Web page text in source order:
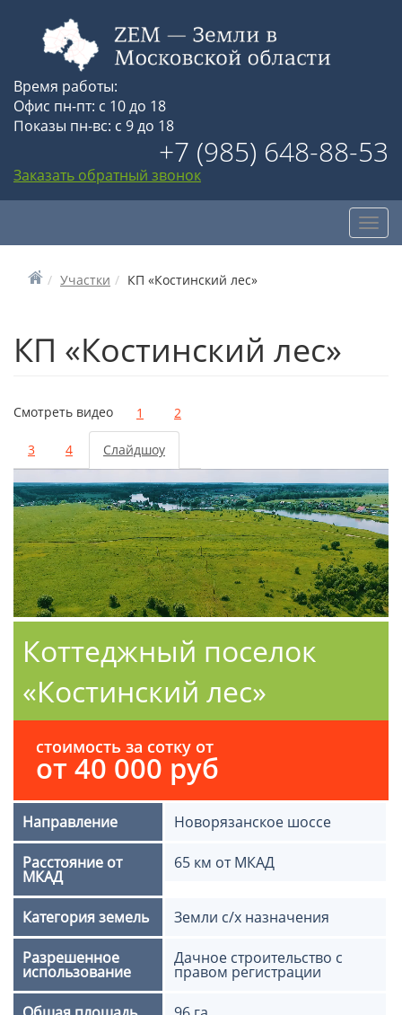
Время работы:
Офис пн-пт: с 10 до 18
Показы пн-вс: с 9 до 18
+7 (985) 648-88-53
Заказать обратный звонок
Участки КП «Костинский лес»
КП «Костинский лес»
Смотреть видео 1 2
3 4 Слайдшоу
Коттеджный поселок
«Костинский лес»
стоимость за сотку от
от 40 000 руб
Направление Новорязанское шоссе
Расстояние от
МКАД
65 км от МКАД
Категория земель Земли с/х назначения
Разрешенное
использование
Дачное строительство с
правом регистрации